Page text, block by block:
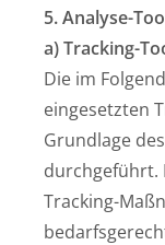
5. Analyse-
a) Tracking-
Die im
eingesetzten
Grundlage
durchgeführt.
Tracking-